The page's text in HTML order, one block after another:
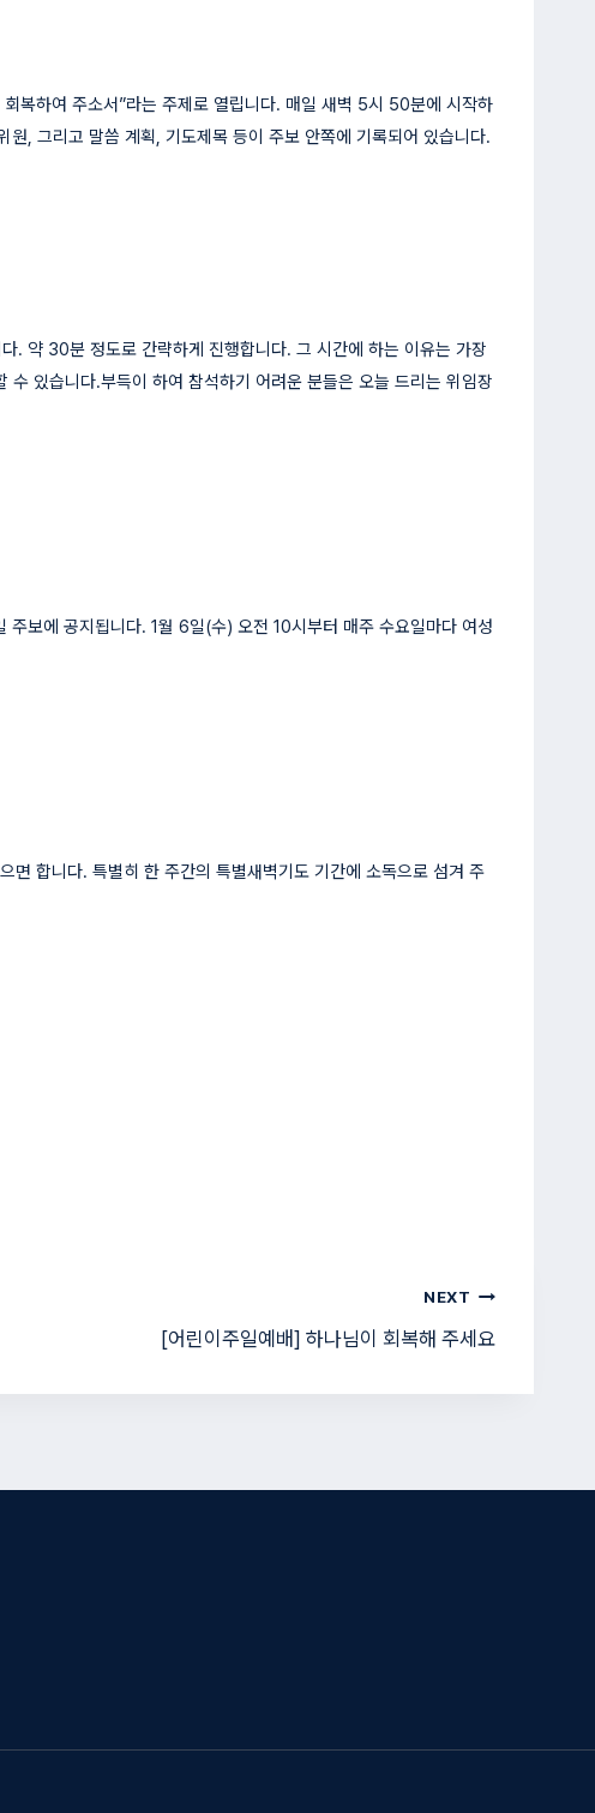
복하여 주소서”라는 주제로 열립니다. 매일 새벽 5시 50분에 시작하
, 그리고 말씀 계획, 기도제목 등이 주보 안쪽에 기록되어 있습니다.
. 약 30분 정도로 간략하게 진행합니다. 그 시간에 하는 이유는 가장
수 있습니다.부득이 하여 참석하기 어려운 분들은 오늘 드리는 위임장
보에 공지됩니다. 1월 6일(수) 오전 10시부터 매주 수요일마다 여성
면 합니다. 특별히 한 주간의 특별새벽기도 기간에 소독으로 섬겨 주
NEXT
[어린이주일예배] 하나님이 회복해 주세요